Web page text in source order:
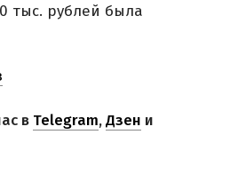
тыс. рублей была
в Telegram,Дзен и